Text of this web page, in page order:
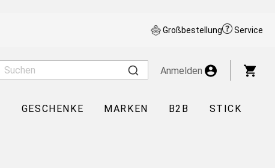
Großbestellung Service
Anmelden
GESCHENKE MARKEN B2B
STICK